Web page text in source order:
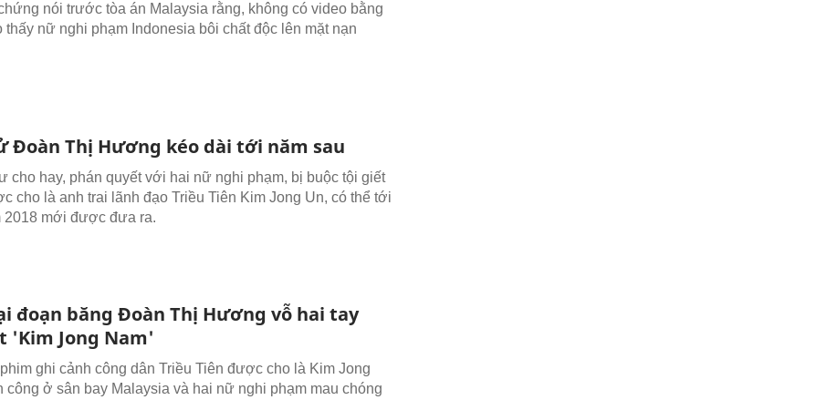
nói trước tòa án Malaysia rằng, không có video bằng
thấy nữ nghi phạm Indonesia bôi chất độc lên mặt nạn
Đoàn Thị Hương kéo dài tới năm sau
cho hay, phán quyết với hai nữ nghi phạm, bị buộc tội giết
cho là anh trai lãnh đạo Triều Tiên Kim Jong Un, có thể tới
2018 mới được đưa ra.
đoạn băng Đoàn Thị Hương vỗ hai tay
'Kim Jong Nam'
ghi cảnh công dân Triều Tiên được cho là Kim Jong
công ở sân bay Malaysia và hai nữ nghi phạm mau chóng